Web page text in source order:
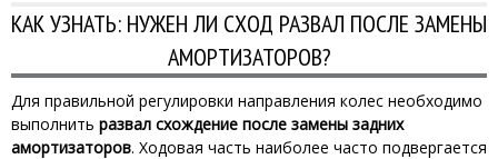
КАК УЗНАТЬ: НУЖЕН ЛИ СХОД РАЗВАЛ ПОСЛЕ ЗАМЕНЫ
АМОРТИЗАТОРОВ?
Для правильной регулировки направления колес необходимо
выполнить развал схождение после замены задних
амортизаторов. Ходовая часть наиболее часто подвергается